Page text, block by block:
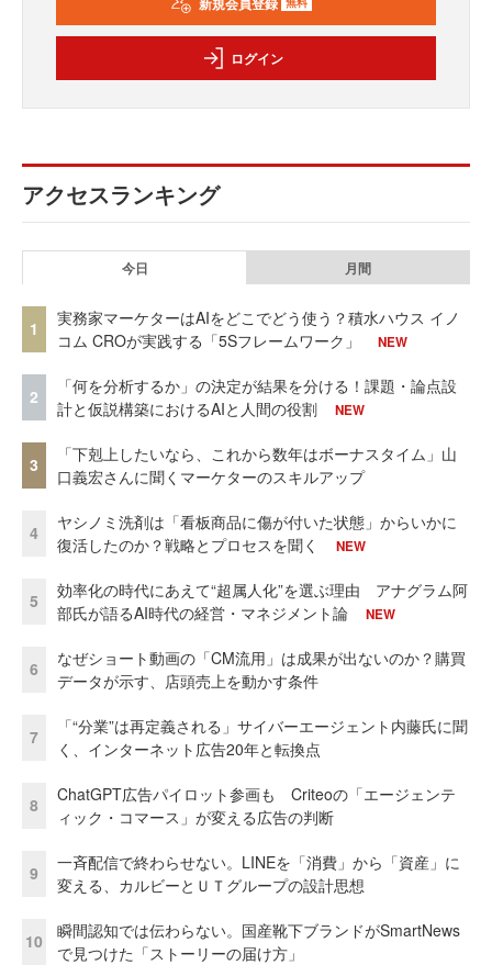
ログイン
アクセスランキング
今日 月間
1
実務家マーケターはAIをどこでどう使う？積水ハウス イノ
コム CROが実践する「5Sフレームワーク」
NEW
2
「何を分析するか」の決定が結果を分ける！課題・論点設
計と仮説構築におけるAIと人間の役割
NEW
3
「下剋上したいなら、これから数年はボーナスタイム」山
口義宏さんに聞くマーケターのスキルアップ
4
ヤシノミ洗剤は「看板商品に傷が付いた状態」からいかに
復活したのか？戦略とプロセスを聞く
NEW
5
効率化の時代にあえて“超属人化”を選ぶ理由 アナグラム阿
部氏が語るAI時代の経営・マネジメント論
NEW
6
なぜショート動画の「CM流用」は成果が出ないのか？購買
データが示す、店頭売上を動かす条件
7
「“分業”は再定義される」サイバーエージェント内藤氏に聞
く、インターネット広告20年と転換点
8
ChatGPT広告パイロット参画も Criteoの「エージェンテ
ィック・コマース」が変える広告の判断
9
一斉配信で終わらせない。LINEを「消費」から「資産」に
変える、カルビーとＵＴグループの設計思想
10
瞬間認知では伝わらない。国産靴下ブランドがSmartNews
で見つけた「ストーリーの届け方」